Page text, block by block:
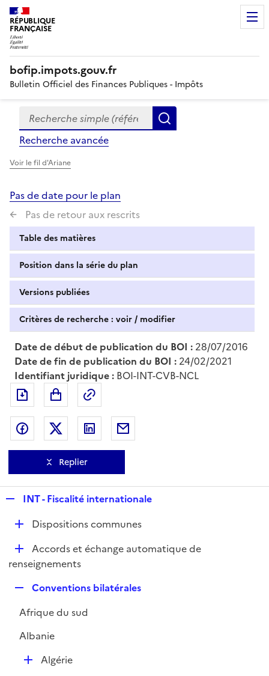
RÉPUBLIQUE
FRANÇAISE
bofip.impots.gouv.fr
Bulletin Officiel des Finances Publiques - Impôts
Formulaire
de
recherche
Recherche simple (références, mots clés, partie du
Recherche avancée
Voir le fil d'Ariane
Pas de date pour le plan
Pas de retour aux rescrits
Table des matières
Position dans la série du plan
Versions publiées
Critères de recherche : voir / modifier
Date de début de publication du BOI : 28/07/2016
Date de fin de publication du BOI : 24/02/2021
Identifiant juridique : BOI-INT-CVB-NCL
Exporter le document au format pdf
Partager sur Facebook
Partager sur Twitter
Partager sur LinkedIn
Replier
p
l
i
e
r
INT - Fiscalité internationale
D
p
l
r
Dispositions communes
D
é
i
e
r
Accords et échange automatique de
renseignements
p
l
e
Conventions bilatérales
Afrique du sud
Albanie
DAlgérie